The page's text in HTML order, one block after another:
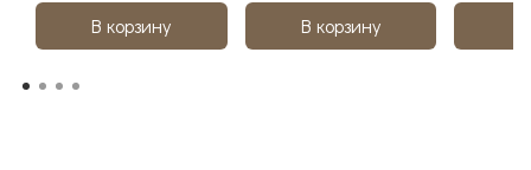
В корзину В корзину